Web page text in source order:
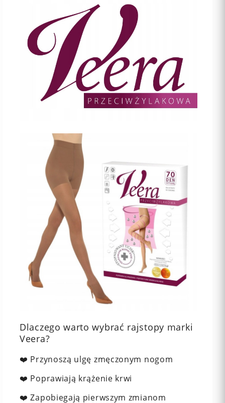
Dlaczego warto wybrać rajstopy marki
Veera?
❤️ Przynoszą ulgę zmęczonym nogom
❤️ Poprawiają krążenie krwi
❤️ Zapobiegają pierwszym zmianom